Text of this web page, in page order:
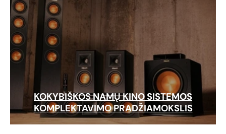
KOKYBIŠKOS NAMŲ KINO SISTEMOS
KOMPLEKTAVIMO PRADŽIAMOKSLIS